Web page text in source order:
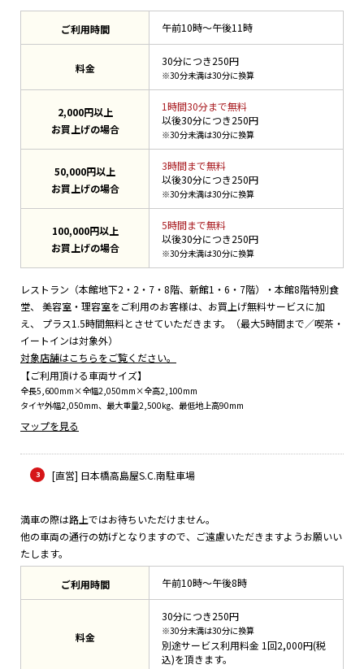
ご利用時間 午前10時～午後11時
料金
30分につき250円
※30分未満は30分に換算
2,000円以上
お買上げの場合
1時間30分まで無料
以後30分につき250円
※30分未満は30分に換算
50,000円以上
お買上げの場合
3時間まで無料
以後30分につき250円
※30分未満は30分に換算
100,000円以上
お買上げの場合
5時間まで無料
以後30分につき250円
※30分未満は30分に換算
レストラン（本館地下2・2・7・8階、新館1・6・7階）・本館8階特別食
堂、
美容室・理容室をご利用のお客様は、お買上げ無料サービスに加
え、
プラス1.5時間無料とさせていただきます。（最大5時間まで／喫茶・
イートインは対象外）
対象店舗はこちらをご覧ください。
【ご利用頂ける車両サイズ】
全長5,600mm×全幅2,050mm×全高2,100mm
タイヤ外幅2,050mm、最大重量2,500kg、最低地上高90mm
マップを見る
[直営] 日本橋高島屋S.C.南駐車場
満車の際は路上ではお待ちいただけません。
他の車両の通行の妨げとなりますので、ご遠慮いただきますようお願いい
たします。
ご利用時間 午前10時～午後8時
料金
30分につき250円
※30分未満は30分に換算
別途サービス利用料金 1回2,000円(税
込)を頂きます。